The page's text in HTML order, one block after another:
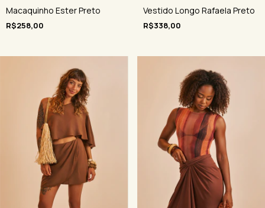
Macaquinho Ester Preto
R$258,00
Vestido Longo Rafaela Preto
R$338,00